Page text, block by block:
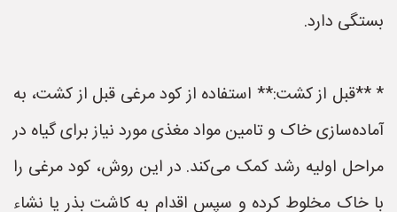
بستگی دارد.
* **قبل از کشت:** استفاده از کود مرغی قبل از کشت، به
آماده‌سازی خاک و تامین مواد مغذی مورد نیاز برای گیاه در
مراحل اولیه رشد کمک می‌کند. در این روش، کود مرغی را
با خاک مخلوط کرده و سپس اقدام به کاشت بذر یا نشاء